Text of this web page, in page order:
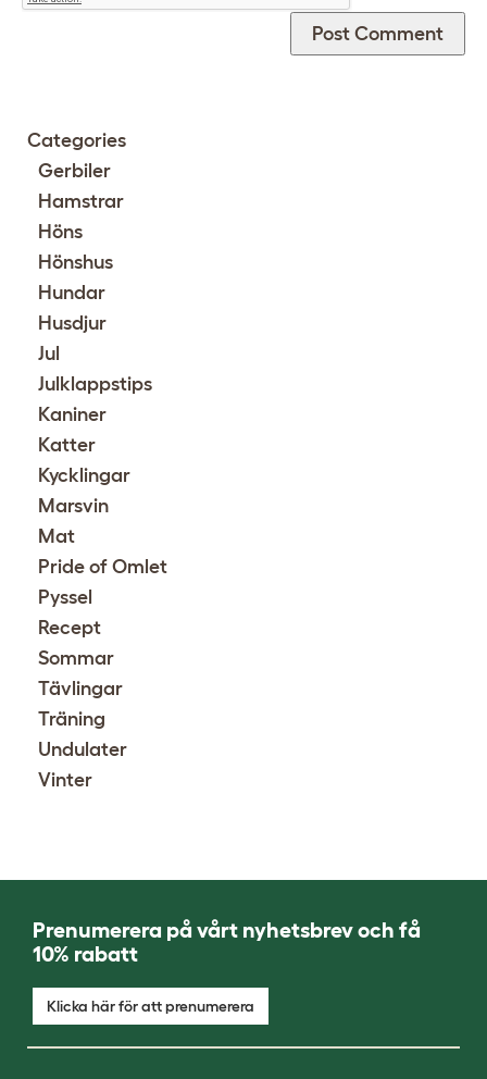
Categories
Gerbiler
Hamstrar
Höns
Hönshus
Hundar
Husdjur
Jul
Julklappstips
Kaniner
Katter
Kycklingar
Marsvin
Mat
Pride of Omlet
Pyssel
Recept
Sommar
Tävlingar
Träning
Undulater
Vinter
Prenumerera på vårt nyhetsbrev och få
10% rabatt
Klicka här för att prenumerera